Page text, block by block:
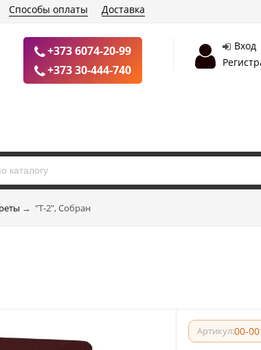
Способы оплаты Доставка
+373 6074-20-99
+373 30-444-740
Вход
→ "Т-2", Собран
Артикул:00-